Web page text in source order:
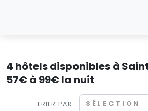
4 hôtels disponibles à
57€ à 99€ la nuit
TRIER PAR SÉLECTION